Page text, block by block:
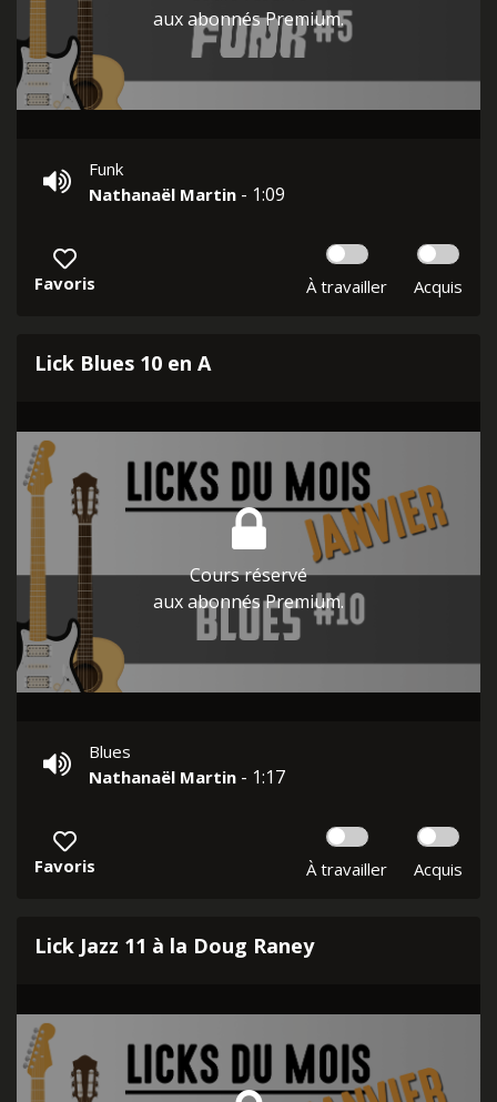
aux abonnés Premium.
Funk
Nathanaël Martin - 1:09
Favoris À travailler Acquis
Lick Blues 10 en A
Cours réservé
aux abonnés Premium.
Blues
Nathanaël Martin - 1:17
Favoris À travailler Acquis
Lick Jazz 11 à la Doug Raney